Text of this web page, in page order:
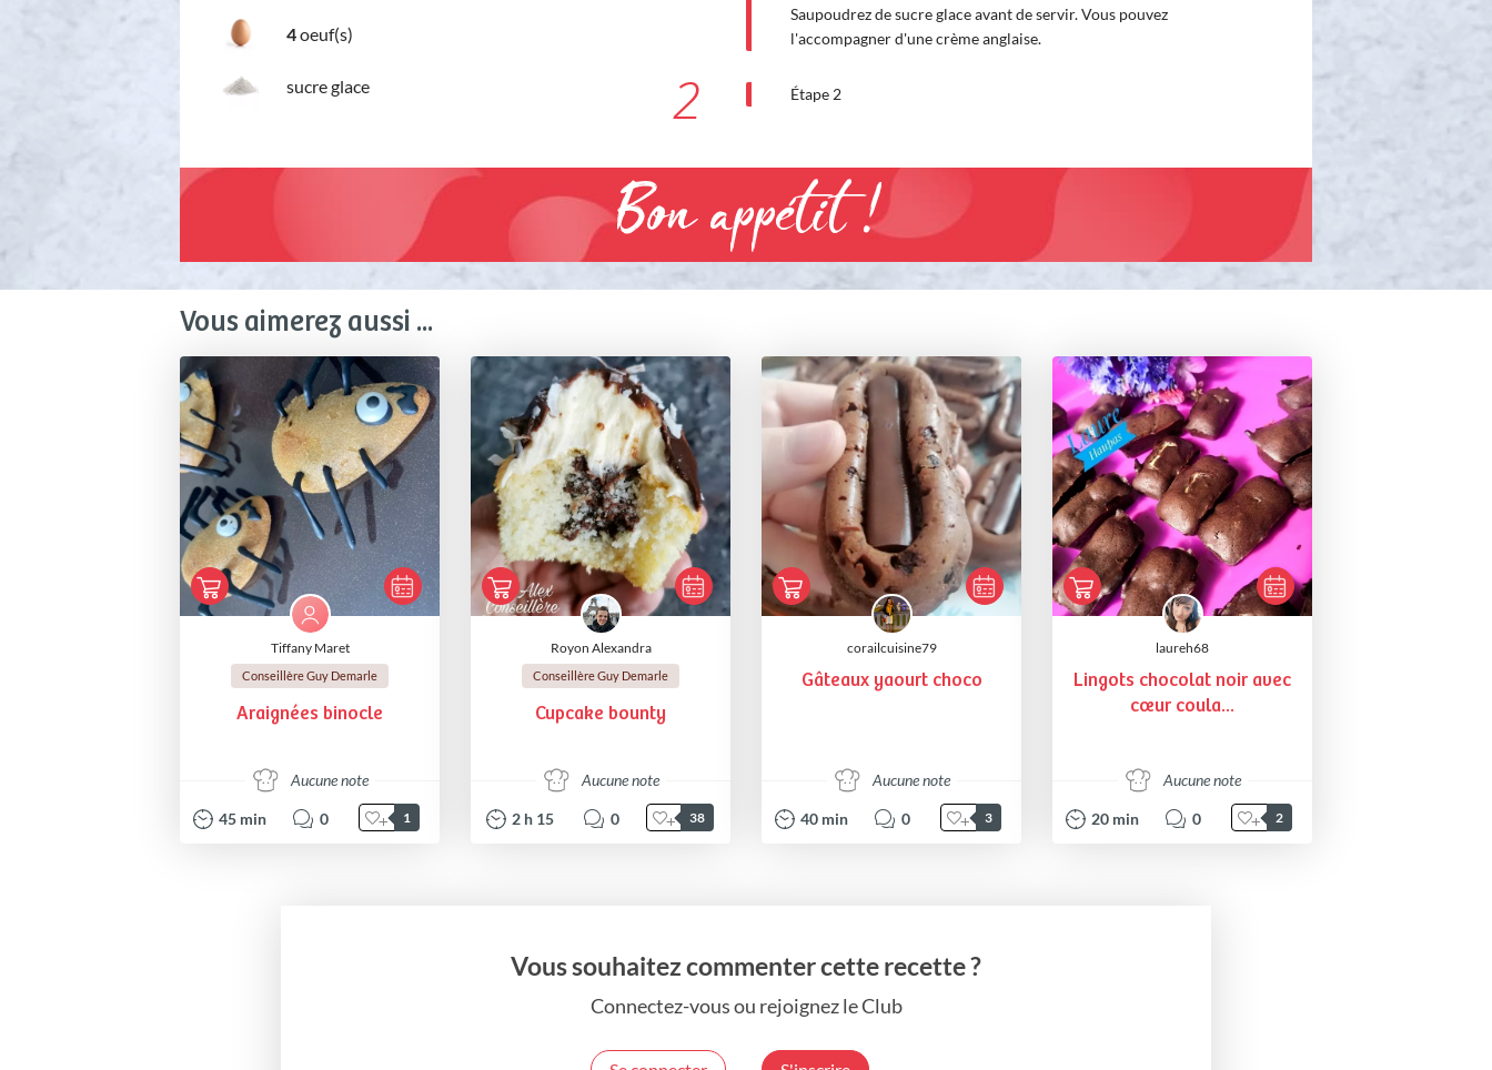
4oeuf(s)
sucre glace
Saupoudrez de sucre glace avant de servir. Vous pouvez
l'accompagner d'une crème anglaise.
2 Étape 2
Bon appétit !
Vous aimerez aussi ...
Tiffany Maret
Conseillère Guy Demarle
Araignées binocle
Aucune note
45 min 0 1
Royon Alexandra
Conseillère Guy Demarle
Cupcake bounty
Aucune note
2 h 15 0 38
corailcuisine79
Gâteaux yaourt choco
Aucune note
40 min 0 3
laureh68
Lingots chocolat noir avec
cœur coula...
Aucune note
20 min 0 2
Vous souhaitez commenter cette recette ?
Connectez-vous ou rejoignez le Club